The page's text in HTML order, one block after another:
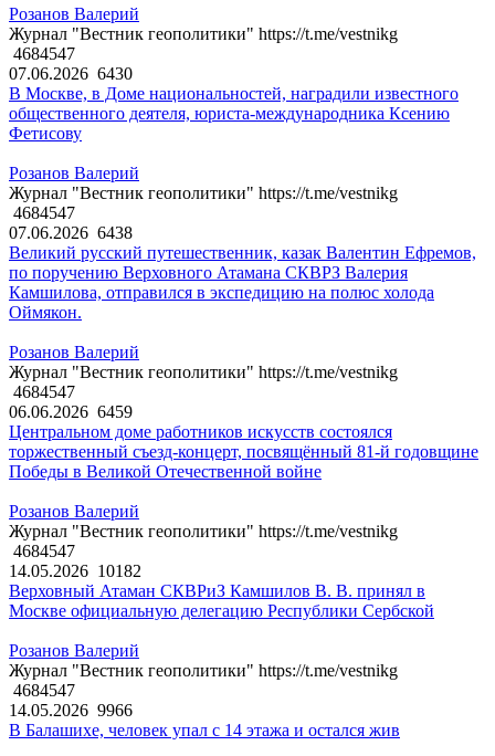
Розанов Валерий
Журнал "Вестник геополитики" https://t.me/vestnikg
4684547
07.06.2026 6430
В Москве, в Доме национальностей, наградили известного
общественного деятеля, юриста-международника Ксению
Фетисову
Розанов Валерий
Журнал "Вестник геополитики" https://t.me/vestnikg
4684547
07.06.2026 6438
Великий русский путешественник, казак Валентин Ефремов,
по поручению Верховного Атамана СКВРЗ Валерия
Камшилова, отправился в экспедицию на полюс холода
Оймякон.
Розанов Валерий
Журнал "Вестник геополитики" https://t.me/vestnikg
4684547
06.06.2026 6459
Центральном доме работников искусств состоялся
торжественный съезд-концерт, посвящённый 81-й годовщине
Победы в Великой Отечественной войне
Розанов Валерий
Журнал "Вестник геополитики" https://t.me/vestnikg
4684547
14.05.2026 10182
Верховный Атаман СКВРиЗ Камшилов В. В. принял в
Москве официальную делегацию Республики Сербской
Розанов Валерий
Журнал "Вестник геополитики" https://t.me/vestnikg
4684547
14.05.2026 9966
В Балашихе, человек упал с 14 этажа и остался жив